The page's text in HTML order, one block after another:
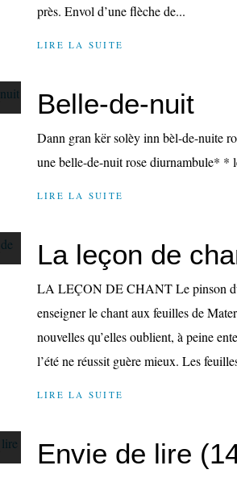
près. Envol d’une flèche de...
LIRE LA SUITE
Belle-de-nuit
Dann gran kër solèy inn bèl-de-nuite
une belle-de-nuit rose diurnambule* *
LIRE LA SUITE
La leçon de
LA LEÇON DE CHANT Le pinson
enseigner le chant aux feuilles de
nouvelles qu’elles oublient, à peine
l’été ne réussit guère mieux. Les
LIRE LA SUITE
Envie de lire